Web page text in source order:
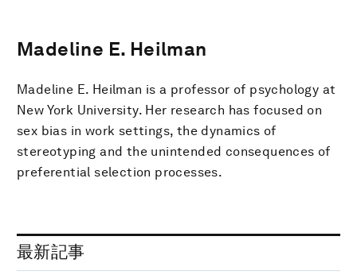
Madeline E. Heilman
Madeline E. Heilman is a professor of psychology at
New York University. Her research has focused on
sex bias in work settings, the dynamics of
stereotyping and the unintended consequences of
preferential selection processes.
最新記事